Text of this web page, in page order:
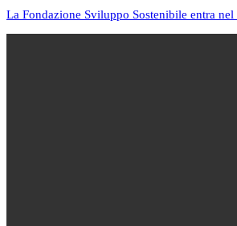
La Fondazione Sviluppo Sostenibile entra